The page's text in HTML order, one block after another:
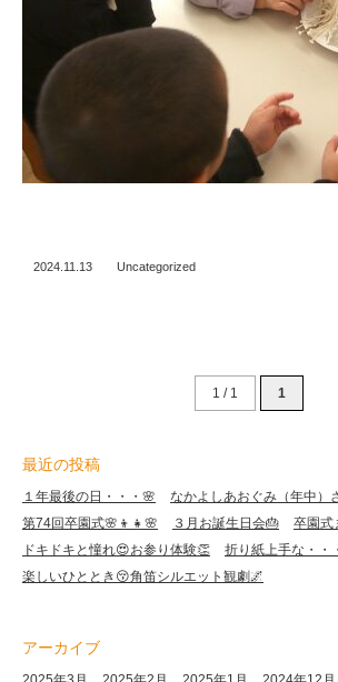
2024.11.13 Uncategorized
1 / 1 1
最近の投稿
１年最後の日・・・🌸
なかよしあおぐみ（年中）
第74回卒園式🌸👦👧🌸
３月お誕生日会🎂
卒園式
ドキドキと憧れ😍お参り体験👏
折り紙上手な・・・
楽しいひととき😚角笛シルエット観劇🌌
アーカイブ